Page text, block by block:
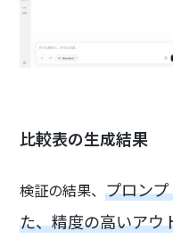
比較表の生成結果
検証の結果、プロン
た、精度の高いアウ